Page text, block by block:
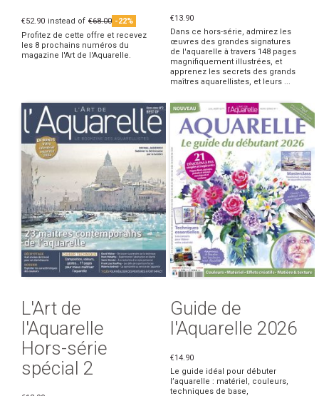
€52.90 instead of €68.00 -22%
Profitez de cette offre et recevez
les 8 prochains numéros du
magazine l'Art de l'Aquarelle.
€13.90
Dans ce hors-série, admirez les
œuvres des grandes signatures
de l'aquarelle à travers 148 pages
magnifiquement illustrées, et
apprenez les secrets des grands
maîtres aquarellistes, et leurs ...
L'Art de
l'Aquarelle
Hors-série
spécial 2
Guide de
l'Aquarelle 2026
€14.90
Le guide idéal pour débuter
l’aquarelle : matériel, couleurs,
techniques de base,